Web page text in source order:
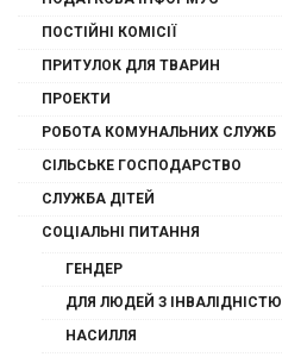
ПОСТІЙНІ КОМІСІЇ
ПРИТУЛОК ДЛЯ ТВАРИН
ПРОЕКТИ
РОБОТА КОМУНАЛЬНИХ СЛУЖБ
СІЛЬСЬКЕ ГОСПОДАРСТВО
СЛУЖБА ДІТЕЙ
СОЦІАЛЬНІ ПИТАННЯ
ГЕНДЕР
ДЛЯ ЛЮДЕЙ З ІНВАЛІДНІСТЮ
НАСИЛЛЯ